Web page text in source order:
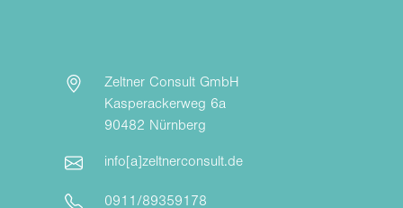
Zeltner Consult GmbH
Kasperackerweg 6a
90482 Nürnberg
info[a]zeltnerconsult.de
0911/89359178